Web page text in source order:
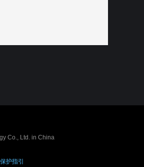
Co., Ltd. in China
护指引